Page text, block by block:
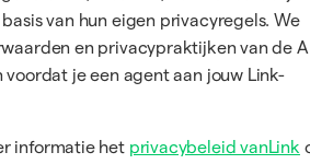
van hun eigen privacyregels. We
en privacypraktijken van de
je een agent aan jouw Link-
informatie het privacybeleid vanLink